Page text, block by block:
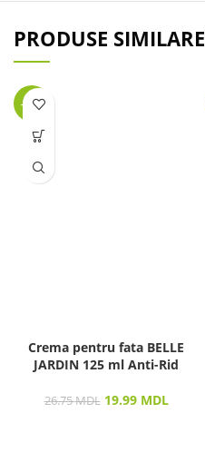
PRODUSE SIMILARE
-25%
Crema pentru fata BELLE
JARDIN 125 ml Anti-Rid
26.75MDL 19.99 MDL